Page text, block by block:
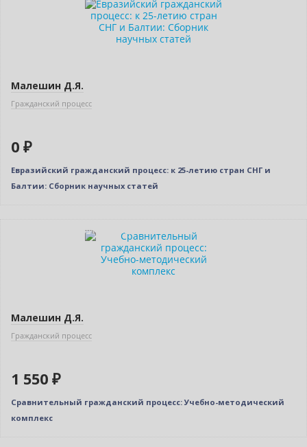
Малешин Д.Я.
Гражданский процесс
0 ₽
Евразийский гражданский процесс: к 25-летию стран СНГ и
Балтии: Сборник научных статей
Индивидуальный подход
Малешин Д.Я.
Гражданский процесс
1 550 ₽
Сравнительный гражданский процесс: Учебно-методический
комплекс